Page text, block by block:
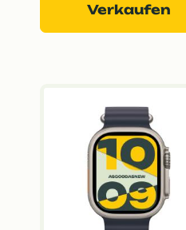
Verkaufen